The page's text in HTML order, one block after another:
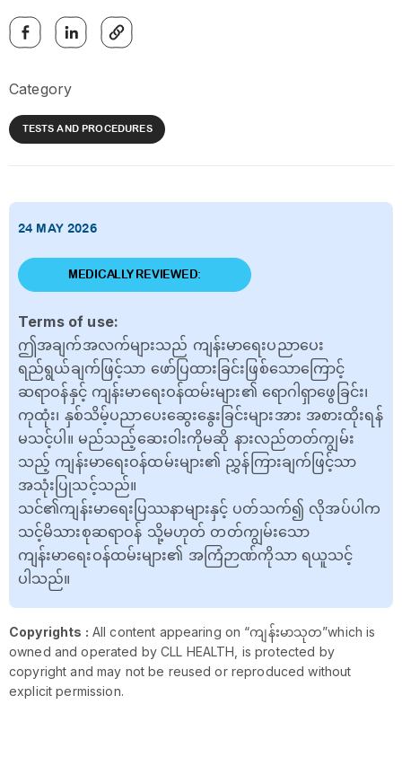
Category
TESTS AND PROCEDURES
24 MAY 2026
MEDICALLY REVIEWED:
Terms of use:
ဤအချက်အလက်များသည် ကျန်းမာရေးပညာပေး
ရည်ရွယ်ချက်ဖြင့်သာ ဖော်ပြထားခြင်းဖြစ်သောကြောင့်
ဆရာဝန်နှင့် ကျန်းမာရေးဝန်ထမ်းများ၏ ရောဂါရှာဖွေခြင်း၊
ကုထုံး၊ နှစ်သိမ့်ပညာပေးဆွေးနွေးခြင်းများအား အစားထိုးရန်
မသင့်ပါ။ မည်သည့်ဆေးဝါးကိုမဆို နားလည်တတ်ကျွမ်း
သည့် ကျန်းမာရေးဝန်ထမ်းများ၏ ညွှန်ကြားချက်ဖြင့်သာ
အသုံးပြုသင့်သည်။
သင်၏ကျန်းမာရေးပြဿနာများနှင့် ပတ်သက်၍ လိုအပ်ပါက
သင့်မိသားစုဆရာဝန် သို့မဟုတ် တတ်ကျွမ်းသော
ကျန်းမာရေးဝန်ထမ်းများ၏ အကြံဉာဏ်ကိုသာ ရယူသင့်
ပါသည်။
Copyrights : All content appearing on “ကျန်းမာသုတ”which is
owned and operated by CLL HEALTH, is protected by
copyright and may not be reused or reproduced without
explicit permission.